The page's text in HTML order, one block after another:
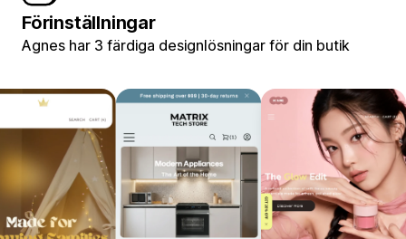
Förinställningar
Agnes har 3 färdiga designlösningar för din butik